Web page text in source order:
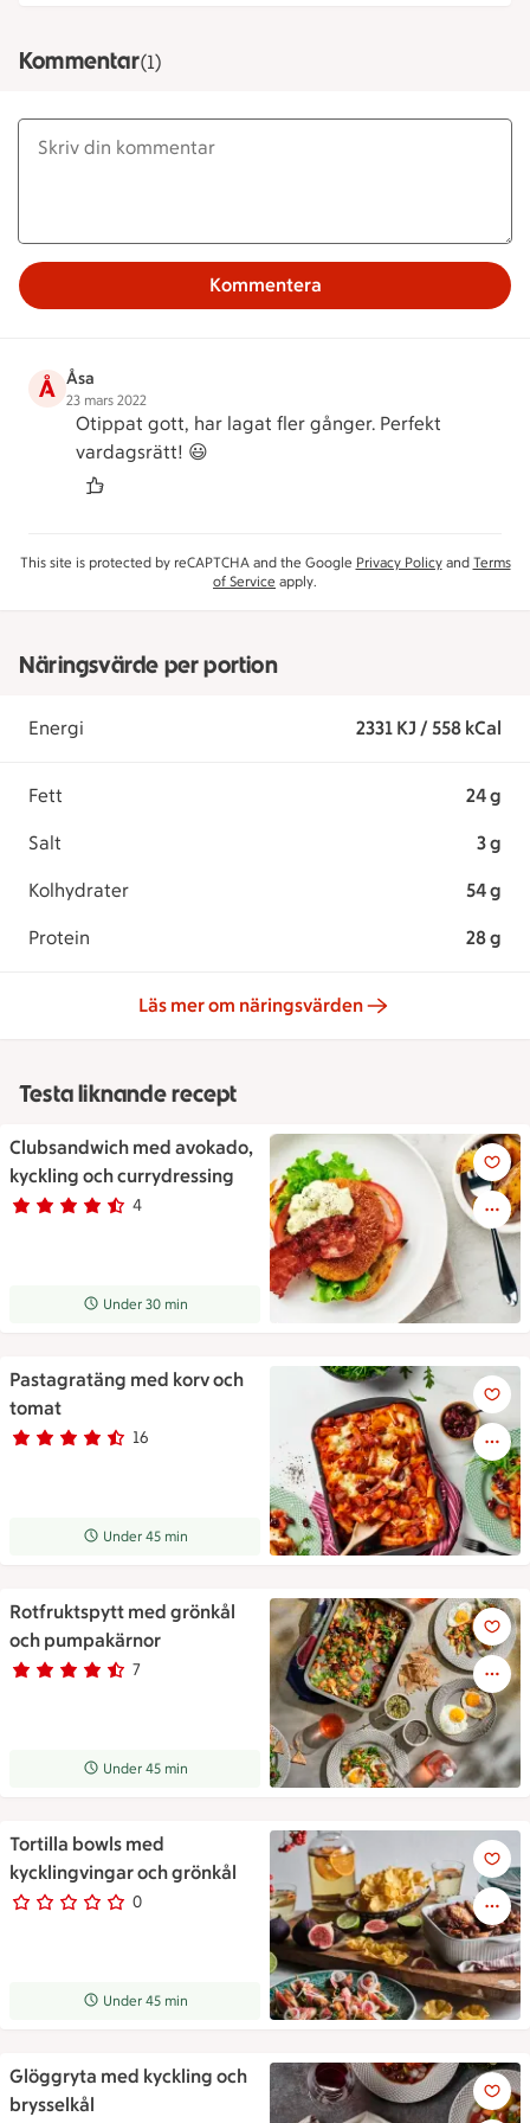
Kommentar(1)
Kommentera
Å Åsa
23 mars 2022
Otippat gott, har lagat fler gånger. Perfekt
vardagsrätt! 😃
This site is protected by reCAPTCHA and the Google Privacy Policyand Terms
of Service apply.
Näringsvärde per portion
Energi 2331 KJ / 558 kCal
Fett 24 g
Salt 3 g
Kolhydrater 54 g
Protein 28 g
Läs mer om näringsvärden
Testa liknande recept
Clubsandwich med avokado,
kyckling och currydressing
Betyg 4.3 av 5. 4
4 personer har röstat
Receptet tar Under 30 min att tillaga
Under 30 min
Clubsandwich med avokado,
Pastagratäng med korv och
tomat
Betyg 4.5 av 5. 16
16 personer har röstat
Receptet tar Under 45 min att tillaga
Under 45 min
Pastagratäng med korv och
Rotfruktspytt med grönkål
och pumpakärnor
Betyg 4.1 av 5. 7
7 personer har röstat
Receptet tar Under 45 min att tillaga
Under 45 min
Rotfruktspytt med grönkål
Tortilla bowls med
kycklingvingar och grönkål
0
0 personer har röstat
Receptet tar Under 45 min att tillaga
Under 45 min
Tortilla bowls med
Glöggryta med kyckling och
brysselkål
Glöggryta med kyckling och